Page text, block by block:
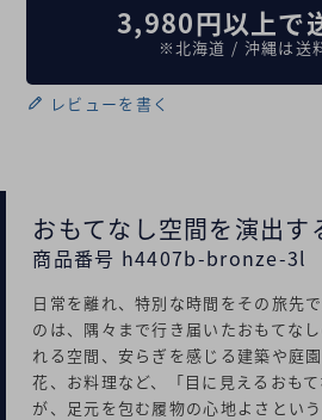
3,980円以上で
※北海道 / 沖縄は送
レビューを書く
おもてなし空間を演出す
商品番号 h4407b-bronze-3l
日常を離れ、特別な時間をその旅先
のは、隅々まで行き届いたおもてな
れる空間、安らぎを感じる建築や庭
花、お料理など、「目に見えるおも
が、足元を包む履物の心地よさとい